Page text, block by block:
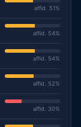
affid. 51%
affid. 54%
affid. 54%
affid. 52%
affid. 30%